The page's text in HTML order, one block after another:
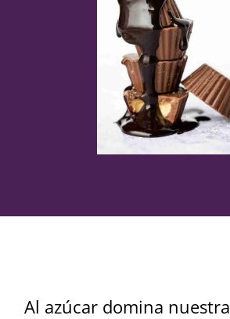
Al azúcar domina nuestra